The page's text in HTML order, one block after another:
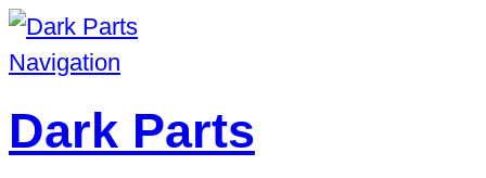
Navigation
Dark Parts